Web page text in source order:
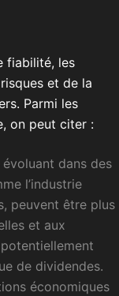
fiabilité, les
et de la
Parmi les
on peut citer :
dans des
l’industrie
peuvent être plus
et aux
de dividendes.
économiques